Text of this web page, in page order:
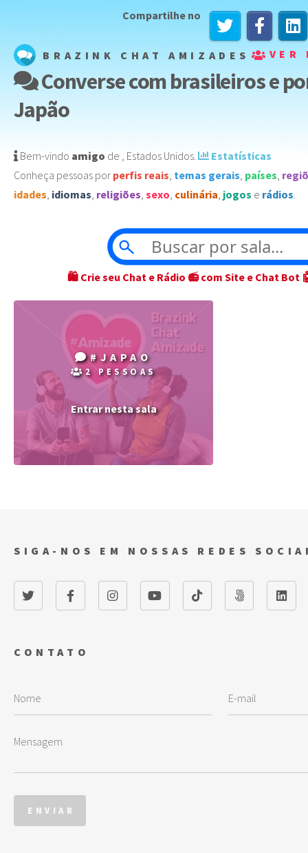
BRAZINK CHAT AMIZADES VER
Compartilhe no
Converse com brasileiros e
Japão
Bem-vindo amigo de Estados Unidos
Estatísticas
Conheça pessoas por perfis reais temas gerais países
idades idiomas religiões sexo culinária jogos e rádios
🛍 Crie seu Chat e Rádio 📻 com Site e Chat Bot
#JAPAO
2 PESSOAS
Entrar nesta sala
CONTATO
SIGA-NOS EM NOSSAS REDES